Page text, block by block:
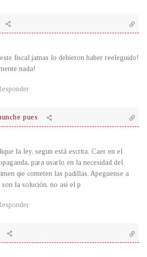
fiscal jamas lo debieron haber reeleguido!
nada!
pues
la ley, segun está escrita. Caer en el
para usarlo en la necesidad del
qie cometen las padillas. Apeguense a
la solución, no asi el p